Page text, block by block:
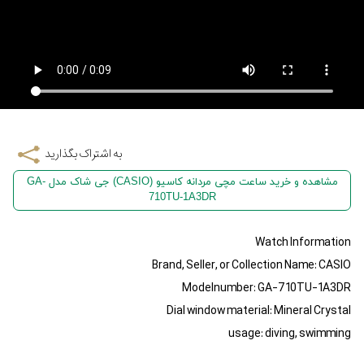
به اشتراک بگذارید
مشاهده و خرید ساعت مچی مردانه کاسیو (CASIO) جی شاک مدل GA-
710TU-1A3DR
Watch Information
Brand, Seller, or Collection Name: CASIO
Modelnumber: GA-710TU-1A3DR
Dial window material: Mineral Crystal
usage: diving, swimming